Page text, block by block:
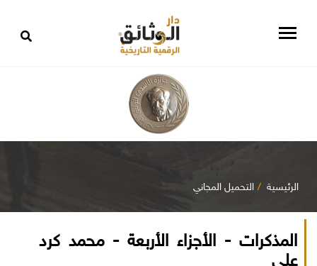
الرئيسية التحميل المجاني
المذكرات - الأجزاء الأربعة - محمد كرد